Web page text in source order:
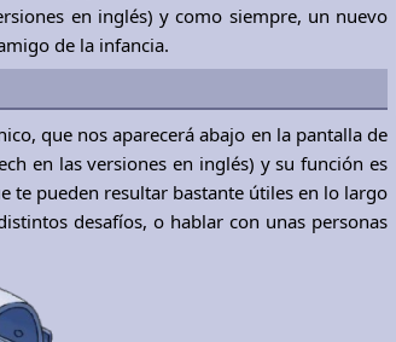
en inglés) y como siempre, un nuevo
de la infancia.
que nos aparecerá abajo en la pantalla de
en las versiones en inglés) y su función es
te pueden resultar bastante útiles en lo largo
desafíos, o hablar con unas personas